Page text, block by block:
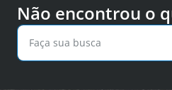
Não encontrou o